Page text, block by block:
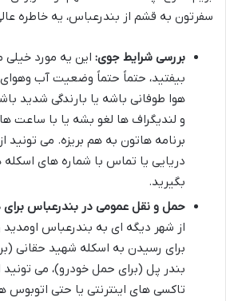
سفرتون به قشم از بندرعباس، یه خاطره
بررسی شرایط جوی: این یه مورد خیلی
بیفتید، حتماً حتماً وضعیت آب
هوا طوفانی باشه یا بارندگی شدید
و لندیگراف ها لغو بشه یا با ساعت
برنامه هاتون به هم بریزه. می
دریایی یا تماس با شماره های اسکله
بگیرید.
حمل و نقل عمومی در بندرعباس
از شهر دیگه ای به بندرعباس
برای رسیدن به اسکله شهید حقانی
بندر پل (برای حمل خودرو)، می
تاکسی های اینترنتی یا حتی اتوبوس